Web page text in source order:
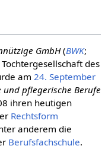
GmbH(BWK;
des
am 24. September
und pflegerische Berufe
ihren heutigen
Rechtsform
anderem die
Berufsfachschule.